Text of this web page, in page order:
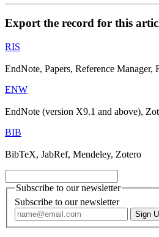
Export the record for this
RIS
EndNote, Papers, Reference Manager,
ENW
EndNote (version X9.1 and above),
BIB
BibTeX, JabRef, Mendeley, Zotero
Subscribe to our newsletter
Subscribe to our newsletter